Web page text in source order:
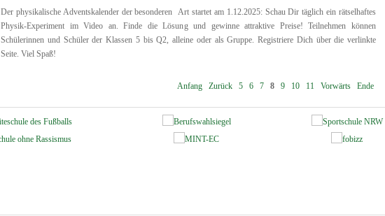
Der physikalische Adventskalender der besonderen Art startet am 1.12.2025: Schau Dir täglich ein rätselhaftes
Physik-Experiment im Video an. Finde die Lösung und gewinne attraktive Preise! Teilnehmen können
Schülerinnen und Schüler der Klassen 5 bis Q2, alleine oder als Gruppe. Registriere Dich über die verlinkte
Seite. Viel Spaß!
Anfang Zurück 5 6 7 8 9 10 11 Vorwärts Ende